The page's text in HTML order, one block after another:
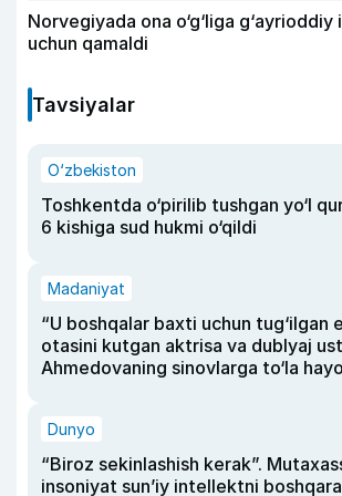
Norvegiyada ona o‘g‘liga g‘ayrioddiy
uchun qamaldi
Tavsiyalar
O‘zbekiston
Toshkentda o‘pirilib tushgan yo‘l
6 kishiga sud hukmi o‘qildi
Madaniyat
“U boshqalar baxti uchun tug‘ilgan
otasini kutgan aktrisa va dublyaj
Ahmedovaning sinovlarga to‘la
Dunyo
“Biroz sekinlashish kerak”.
insoniyat sun’iy intellektni